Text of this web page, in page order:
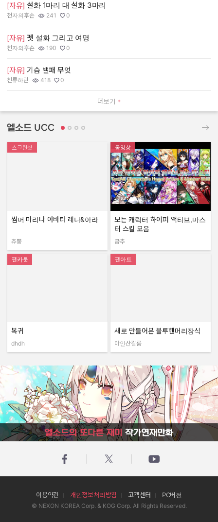
더보기
[자유] 설화 1마리 대 설화 3마리
작성자:
천자의후손
조회수:
241
추천수:
0
[자유] 펫 설화 그리고 여명
작성자:
천자의후손
조회수:
190
추천수:
0
[자유] 기습 밸패 무엇
작성자:
천류하린
조회수:
418
추천수:
0
엘소드 UCC
스크린샷
썸머 마리나 아바타 레나&아라
작성자:
츄뿡
동영상
모든 캐릭터 하이퍼 액티브,마스
터 스킬 모음
작성자:
금추
팬카툰
복귀
dhdh
팬아트
새로 만들어본 블루헨머리장식
작성자:
아인산칼륨
엘소드의 또다른 재미 작가연재만화
이용약관 개인정보처리방침 고객센터 PC버전
© NEXON KOREA Corp. & KOG Corp. All Rights Reserved.